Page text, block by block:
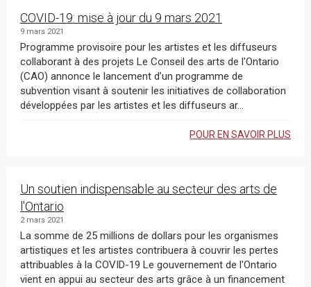
COVID-19: mise à jour du 9 mars 2021
9 mars 2021
Programme provisoire pour les artistes et les diffuseurs
collaborant à des projets Le Conseil des arts de l'Ontario
(CAO) annonce le lancement d’un programme de
subvention visant à soutenir les initiatives de collaboration
développées par les artistes et les diffuseurs ar...
POUR EN SAVOIR PLUS
Un soutien indispensable au secteur des arts de
l'Ontario
2 mars 2021
La somme de 25 millions de dollars pour les organismes
artistiques et les artistes contribuera à couvrir les pertes
attribuables à la COVID-19 Le gouvernement de l'Ontario
vient en appui au secteur des arts grâce à un financement